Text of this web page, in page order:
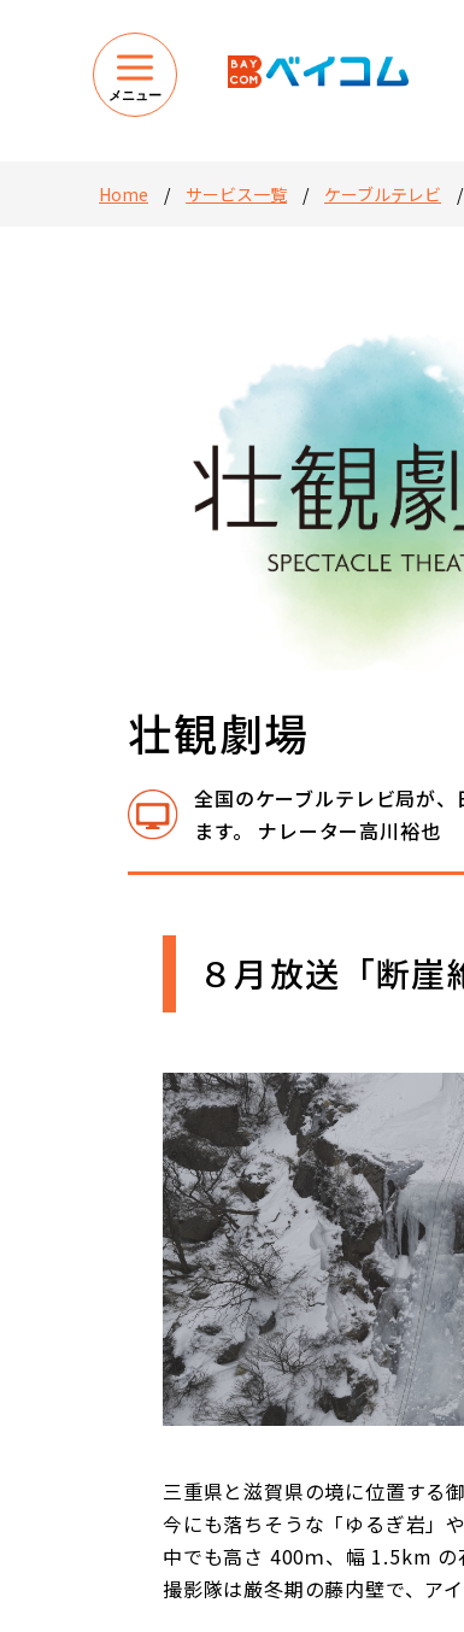
メニュー
Home / サービス一覧 / ケーブルテレビ /
壮観劇場
全国のケーブルテレビ局が
ます。 ナレーター高川裕也
８月放送「断崖
三重県と滋賀県の境に位置する
今にも落ちそうな「ゆるぎ岩」
中でも高さ 400ｍ、幅 1.5km の
撮影隊は厳冬期の藤内壁で、ア